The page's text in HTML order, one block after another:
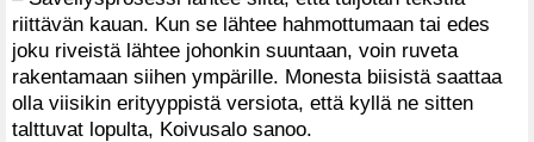
riittävän kauan. Kun se lähtee hahmottumaan tai edes
joku riveistä lähtee johonkin suuntaan, voin ruveta
rakentamaan siihen ympärille. Monesta biisistä saattaa
olla viisikin erityyppistä versiota, että kyllä ne sitten
talttuvat lopulta, Koivusalo sanoo.